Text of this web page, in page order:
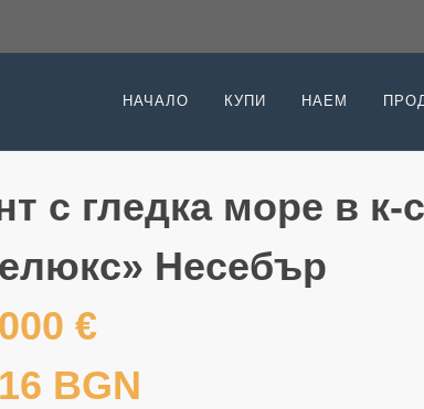
НАЧАЛО КУПИ НАЕМ
с гледка море в к-с
Несебър
€
BGN